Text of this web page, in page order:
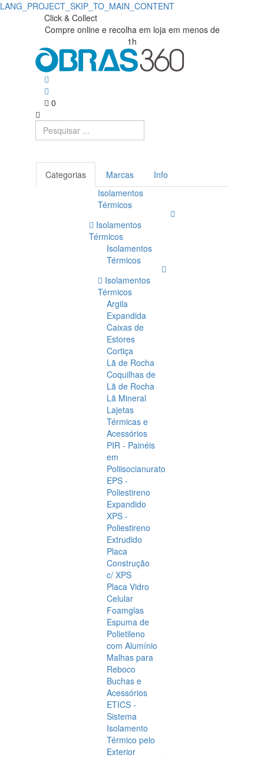
LANG_PROJECT_SKIP_TO_MAIN_CONTENT
Click & Collect
Compre online e recolha em loja em menos de
1h
0
Categorias Marcas
Info
Isolamentos
Térmicos
Isolamentos
Térmicos
Isolamentos
Térmicos
Isolamentos
Térmicos
Argila
Expandida
Caixas de
Estores
Cortiça
Lã de Rocha
Coquilhas de
Lã de Rocha
Lã Mineral
Lajetas
Térmicas e
Acessórios
PIR - Painéis
em
Poliisocianurato
EPS -
Poliestireno
Expandido
XPS -
Poliestireno
Extrudido
Placa
Construção
c/ XPS
Placa Vidro
Celular
Foamglas
Espuma de
Polietileno
com Alumínio
Malhas para
Reboco
Buchas e
Acessórios
ETICS -
Sistema
Isolamento
Térmico pelo
Exterior